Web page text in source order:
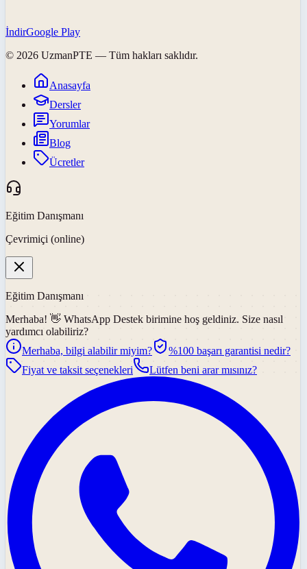
İndirGoogle Play
© 2026 UzmanPTE — Tüm hakları saklıdır.
Anasayfa
Dersler
Yorumlar
Blog
Ücretler
Eğitim Danışmanı
Çevrimiçi (online)
Eğitim Danışmanı
Merhaba! 👋 WhatsApp Destek birimine hoş geldiniz. Size nasıl
yardımcı olabiliriz?
Merhaba, bilgi alabilir miyim?
%100 başarı garantisi nedir?
Fiyat ve taksit seçenekleri
Lütfen beni arar mısınız?